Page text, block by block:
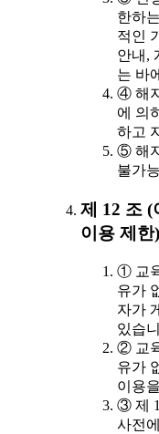
한하
적인
안내,
는 바
④ 해
에 의
하고
⑤ 해
불가
제 12 조 (
이용 제한)
① 교
유가
자가
있습
② 교
유가
이용
③ 제
사전